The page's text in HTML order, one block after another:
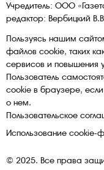
© 2025. Все права
Пользовательское
Использование cookie-
Учредитель: ООО
редактор: Вербицкий
Пользуясь нашим
файлов сооkіе, таких
сервисов и повышения
Пользователь
сооkіе в браузере,
о нем.